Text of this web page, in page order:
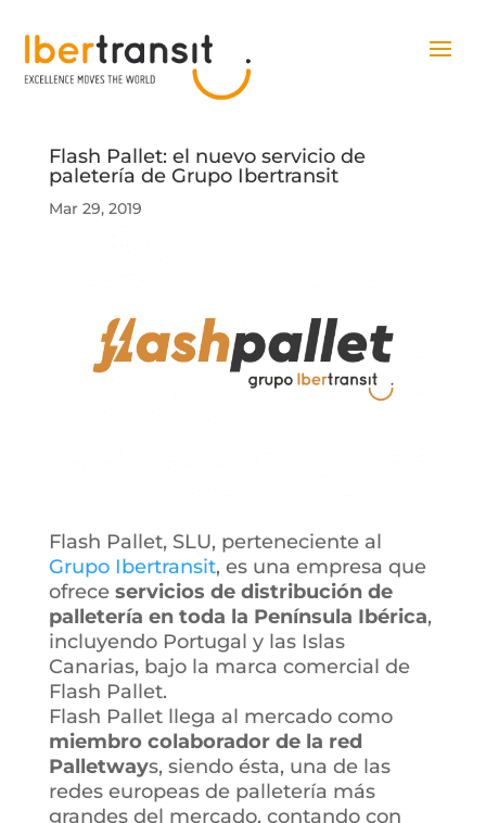
Flash Pallet: el nuevo servicio de
paletería de Grupo Ibertransit
Mar 29, 2019
Flash Pallet, SLU, perteneciente al
Grupo Ibertransit, es una empresa que
ofrece servicios de distribución de
palletería en toda la Península Ibérica,
incluyendo Portugal y las Islas
Canarias, bajo la marca comercial de
Flash Pallet.
Flash Pallet llega al mercado como
miembro colaborador de la red
Palletways, siendo ésta, una de las
redes europeas de palletería más
grandes del mercado, contando con